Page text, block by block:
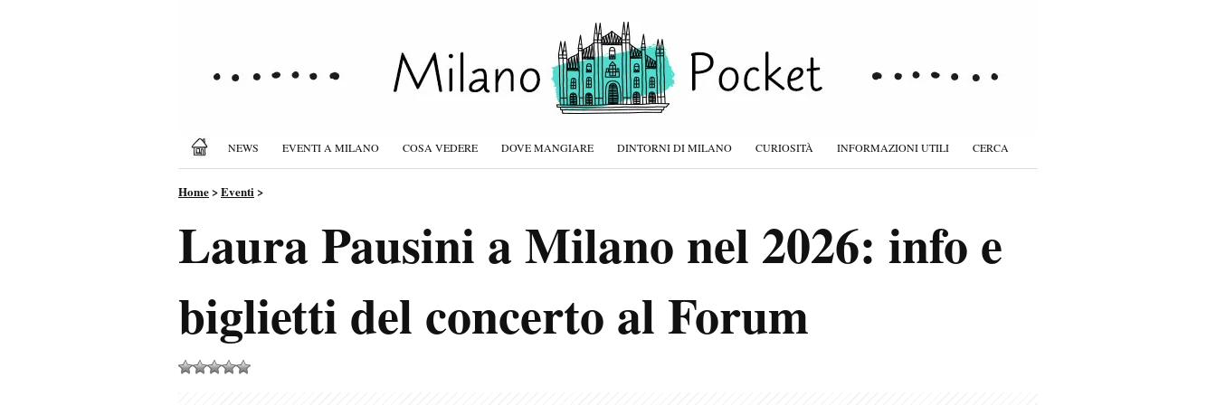
NEWS EVENTI A MILANO COSA VEDERE DOVE MANGIARE DINTORNI DI MILANO CURIOSITÀ INFORMAZIONI UTILI CERCA
Home>Eventi>
Laura Pausini a Milano nel 2026: info e
biglietti del concerto al Forum